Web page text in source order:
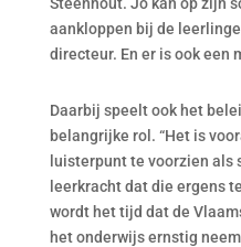
aankloppen bij de
directeur. En er is ook een
Daarbij speelt ook het
belangrijke rol. “Het is
luisterpunt te voorzien als
leerkracht dat die ergens
wordt het tijd dat de
het onderwijs ernstig